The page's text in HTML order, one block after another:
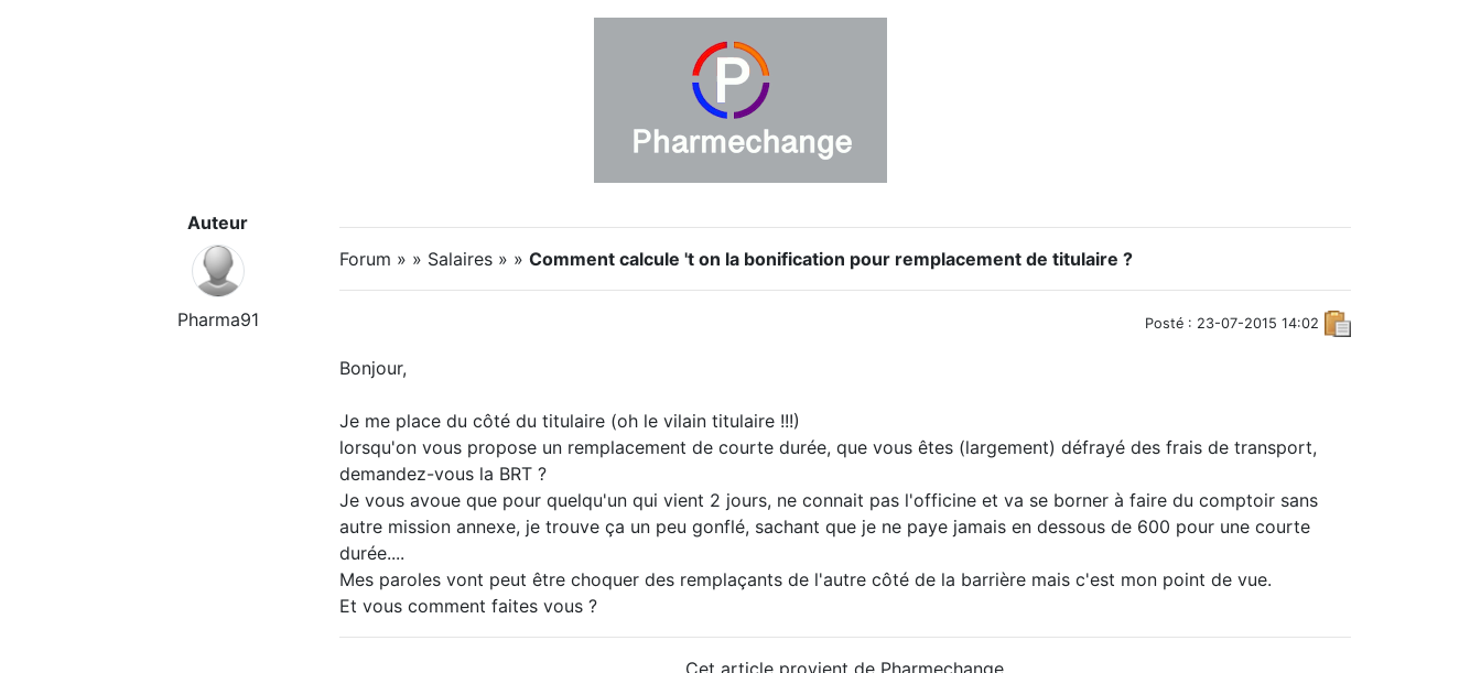
Auteur
Pharma91
Forum » » Salaires » » Comment calcule 't on la bonification pour remplacement de titulaire ?
Posté : 23-07-2015 14:02
Bonjour,
Je me place du côté du titulaire (oh le vilain titulaire !!!)
lorsqu'on vous propose un remplacement de courte durée, que vous êtes (largement) défrayé des frais de transport,
demandez-vous la BRT ?
Je vous avoue que pour quelqu'un qui vient 2 jours, ne connait pas l'officine et va se borner à faire du comptoir sans
autre mission annexe, je trouve ça un peu gonflé, sachant que je ne paye jamais en dessous de 600 pour une courte
durée....
Mes paroles vont peut être choquer des remplaçants de l'autre côté de la barrière mais c'est mon point de vue.
Et vous comment faites vous ?
Cet article provient de Pharmechange